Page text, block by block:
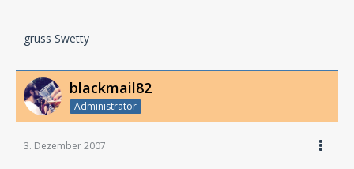
gruss Swetty
blackmail82
Administrator
3. Dezember 2007